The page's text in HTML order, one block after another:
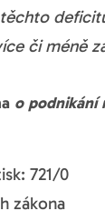
či méně
o podnikání
721/0
zákona